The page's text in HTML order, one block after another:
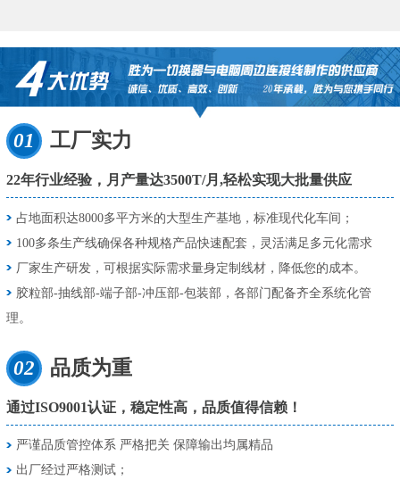
01 工厂实力
22年行业经验，月产量达3500T/月,轻松实现大批量供应
占地面积达8000多平方米的大型生产基地，标准现代化车间；
100多条生产线确保各种规格产品快速配套，灵活满足多元化需求
厂家生产研发，可根据实际需求量身定制线材，降低您的成本。
胶粒部-抽线部-端子部-冲压部-包装部，各部门配备齐全系统化管
理。
02 品质为重
通过ISO9001认证，稳定性高，品质值得信赖！
严谨品质管控体系 严格把关 保障输出均属精品
出厂经过严格测试；